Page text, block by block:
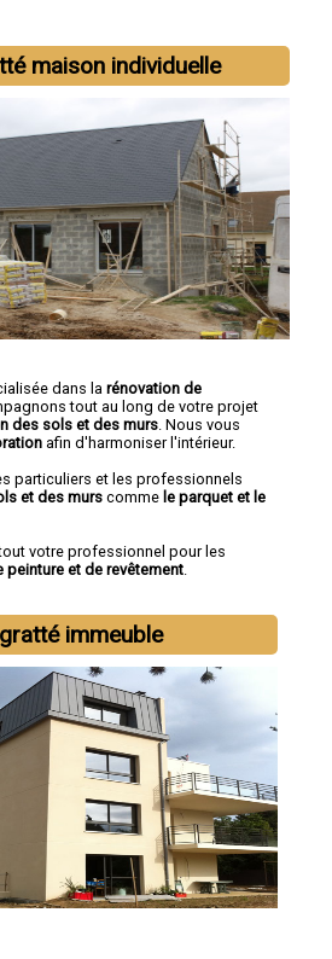
maison individuelle
dans la rénovation de
tout au long de votre projet
des sols et des murs. Nous vous
afin d'harmoniser l'intérieur.
particuliers et les professionnels
et des murscomme le parquet et le
tout votre professionnel pour les
peinture et de revêtement.
immeuble